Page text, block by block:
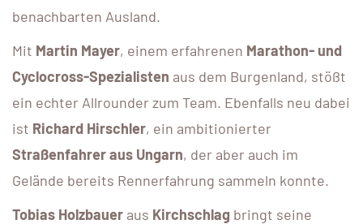
benachbarten Ausland.
Mit Martin Mayer, einem erfahrenen Marathon- und
Cyclocross-Spezialisten aus dem Burgenland, stößt
ein echter Allrounder zum Team. Ebenfalls neu dabei
ist Richard Hirschler, ein ambitionierter
Straßenfahrer aus Ungarn, der aber auch im
Gelände bereits Rennerfahrung sammeln konnte.
Tobias Holzbauer aus Kirchschlag bringt seine